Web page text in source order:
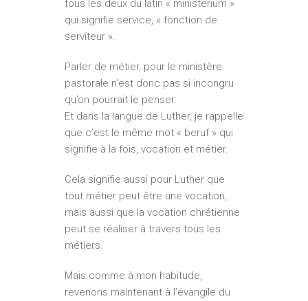
tous les deux du latin « ministerium »
qui signifie service, « fonction de
serviteur ».
Parler de métier, pour le ministère
pastorale n’est donc pas si incongru
qu’on pourrait le penser.
Et dans la langue de Luther, je rappelle
que c’est le même mot « beruf » qui
signifie à la fois, vocation et métier.
Cela signifie aussi pour Luther que
tout métier peut être une vocation,
mais aussi que la vocation chrétienne
peut se réaliser à travers tous les
métiers.
Mais comme à mon habitude,
revenons maintenant à l’évangile du